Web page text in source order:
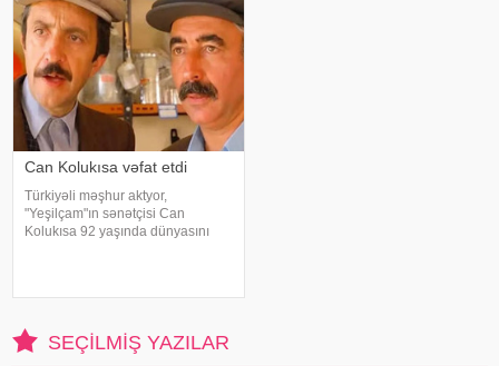
Can Kolukısa vəfat etdi
Türkiyəli məşhur aktyor,
"Yeşilçam"ın sənətçisi Can
Kolukısa 92 yaşında dünyasını
SEÇILMIŞ YAZILAR